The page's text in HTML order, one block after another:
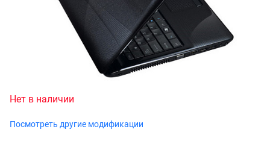
Нет в наличии
Посмотреть другие модификации